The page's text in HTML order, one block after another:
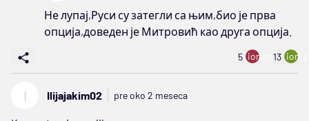
Не лупај,Руси су затегли са њим,био је прва
опција,доведен је Митровић као друга опција.
5 ion:minus
13
I Ilijajakim02 pre oko 2 meseca